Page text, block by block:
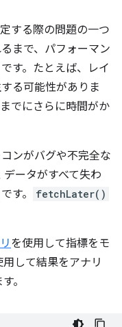
する際の問題の一つ
まで、パフォーマン
す。たとえば、レイ
る可能性がありま
でにさらに時間がか
ンがバグや不完全な
ータがすべて失わ
す。
fetchLater()
を使用して指標をモ
用して結果をアナリ
。